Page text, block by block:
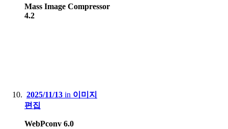
Mass Image Compressor
4.2
2025/11/13 in 이미지
편집
WebPconv 6.0